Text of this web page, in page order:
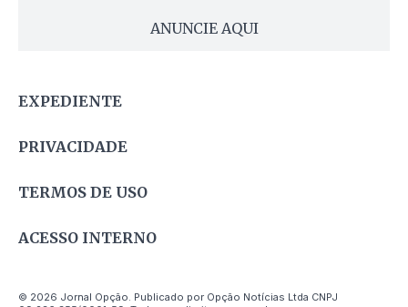
ANUNCIE AQUI
EXPEDIENTE
PRIVACIDADE
TERMOS DE USO
ACESSO INTERNO
© 2026 Jornal Opção. Publicado por Opção Notícias Ltda CNPJ